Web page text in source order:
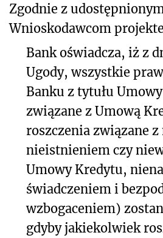
Zgodnie z
Wnioskodawcom
Bank oświadcza, iż z
Ugody, wszystkie
Banku z tytułu
związane z Umową
roszczenia związane
nieistnieniem czy
Umowy Kredytu,
świadczeniem i
wzbogaceniem)
gdyby jakiekolwiek